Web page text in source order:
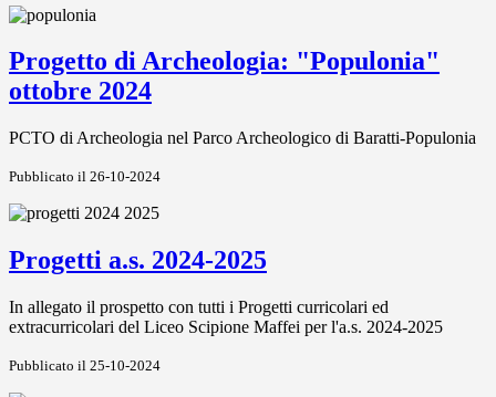
Progetto di Archeologia: "Populonia"
ottobre 2024
PCTO di Archeologia nel Parco Archeologico di Baratti-Populonia
Pubblicato il 26-10-2024
Progetti a.s. 2024-2025
In allegato il prospetto con tutti i Progetti curricolari ed
extracurricolari del Liceo Scipione Maffei per l'a.s. 2024-2025
Pubblicato il 25-10-2024